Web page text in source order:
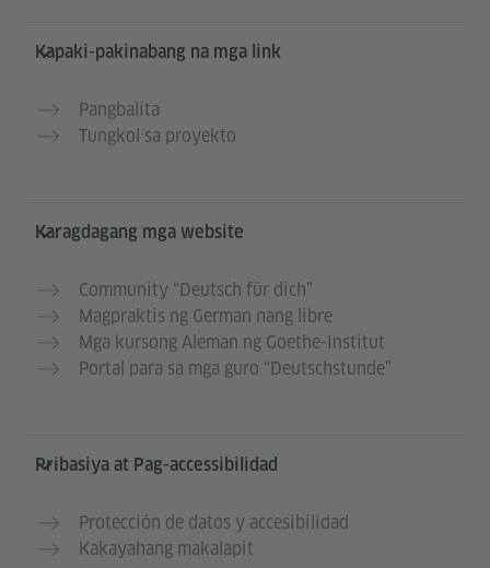
Kapaki-pakinabang na mga link
Pangbalita
Tungkol sa proyekto
Karagdagang mga website
Community “Deutsch für dich”
Magpraktis ng German nang libre
Mga kursong Aleman ng Goethe-Institut
Portal para sa mga guro “Deutschstunde”
Pribasiya at Pag-accessibilidad
Protección de datos y accesibilidad
Kakayahang makalapit